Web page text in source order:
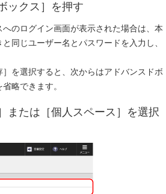
ックス］を押す
のログイン画面が表示された場合は、本
同じユーザー名とパスワードを入力し、
を選択すると、次からはアドバンスドボ
略できます。
または［個人スペース］を選択